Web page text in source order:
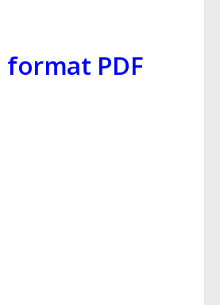
format PDF